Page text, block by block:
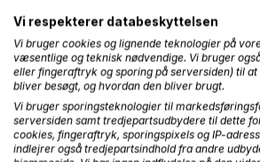
Gamle ordsprog og sunde
genkendende til og de
som de belyste episoder
løftet pegefinger.
Vi respekterer databeskyttelsen
Vi bruger cookies og lignende teknologier på
væsentlige og teknisk nødvendige. Vi bruger
eller fingeraftryk og sporing på serversiden) til
bliver besøgt, og hvordan den bliver brugt.
Vi bruger sporingsteknologier til
serversiden samt tredjepartsudbydere til dette
cookies, fingeraftryk, sporingspixels og IP-
indlejrer også tredjepartsindhold fra andre